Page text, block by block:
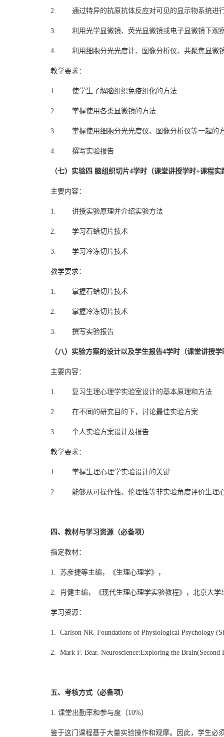
2. 通过特异的抗原抗体反应对可见的显示物系统进
3. 利用光学显微镜、荧光显微镜或电子显微镜下观
4. 利用细胞分光光度计、图像分析仪、共聚焦显微
教学要求：
1. 使学生了解脑组织免疫组化的方法
2. 掌握使用各类显微镜的方法
3. 掌握使用细胞分光光度仪、图像分析仪等一起的
4. 撰写实验报告
（七）实验四 脑组织切片4学时（课堂讲授学时+课程实
主要内容：
1. 讲授实验原理并介绍实验方法
2. 学习石蜡切片技术
3. 学习冷冻切片技术
教学要求：
1. 掌握石蜡切片技术
2. 掌握冷冻切片技术
3. 撰写实验报告
（八）实验方案的设计以及学生报告4学时（课堂讲授
主要内容：
1. 复习生理心理学实验室设计的基本原理和方法
2. 在不同的研究目的下，讨论最佳实验方案
3. 个人实验方案设计及报告
教学要求：
1. 掌握生理心理学实验设计的关键
2. 能够从可操作性、伦理性等非实验角度评价生理
四、教材与学习资源（必备项）
指定教材：
1. 苏彦捷等主编，《生理心理学》，
2. 肖健主编，《现代生理心理学实验教程》，北京大学
学习资源：
1. Carlson NR. Foundations of Physiological Psychology
2. Mark F. Bear. Neuroscience:Exploring the
五、考核方式（必备项）
1. 课堂出勤率和参与度（10%）
鉴于这门课程基于大量实验操作和观摩。因此，学生必